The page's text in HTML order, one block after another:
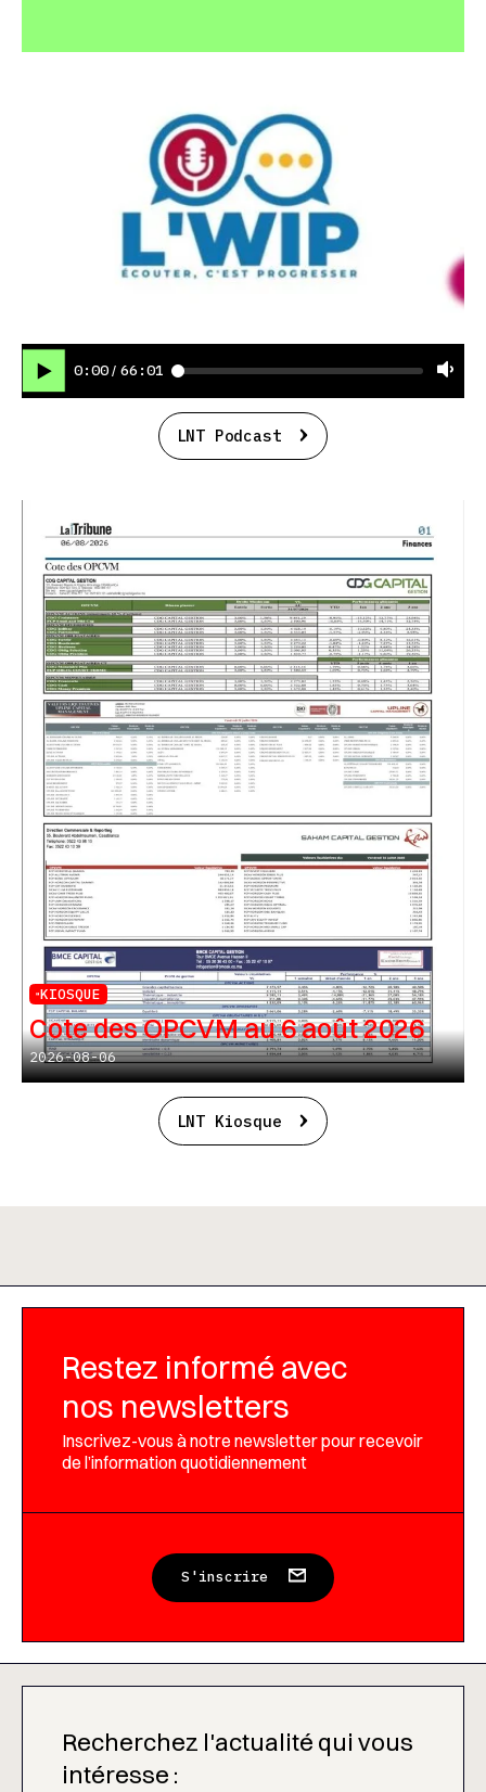
0:00 / 66:01
LNT Podcast
KIOSQUE
Cote des OPCVM au 6 août 2026
2026-08-06
LNT Kiosque
Restez informé avec
nos newsletters
Inscrivez-vous à notre newsletter pour recevoir
de l’information quotidiennement
S'inscrire
Recherchez l'actualité qui vous
intéresse :